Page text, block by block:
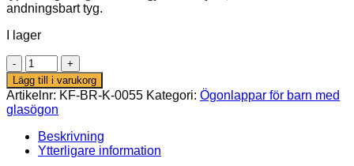
andningsbart tyg.
I lager
Ögonlapp
–
Polka
Dots
mängd
Lägg till i varukorg
Artikelnr: KF-BR-K-0055 Kategori: Ögonlappar för barn med
glasögon
Beskrivning
Ytterligare information